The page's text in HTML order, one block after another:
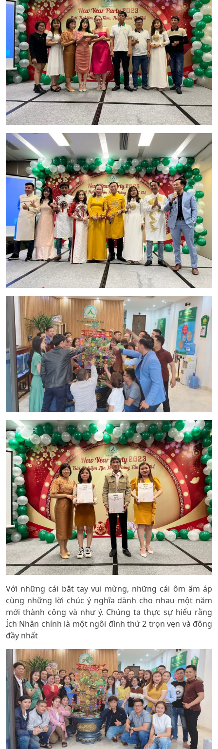
Với những cái bắt tay vui mừng, những cái ôm ấm áp
cùng những lời chúc ý nghĩa dành cho nhau một năm
mới thành công và như ý. Chúng ta thực sự hiểu rằng
Ích Nhân chính là một ngôi đình thứ 2 trọn vẹn và đông
đầy nhất